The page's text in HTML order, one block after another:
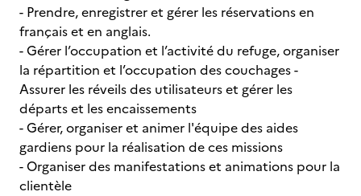
- Prendre, enregistrer et gérer les réservations en
français et en anglais.
- Gérer l’occupation et l’activité du refuge, organiser
la répartition et l’occupation des couchages -
Assurer les réveils des utilisateurs et gérer les
départs et les encaissements
- Gérer, organiser et animer l'équipe des aides
gardiens pour la réalisation de ces missions
- Organiser des manifestations et animations pour la
clientèle